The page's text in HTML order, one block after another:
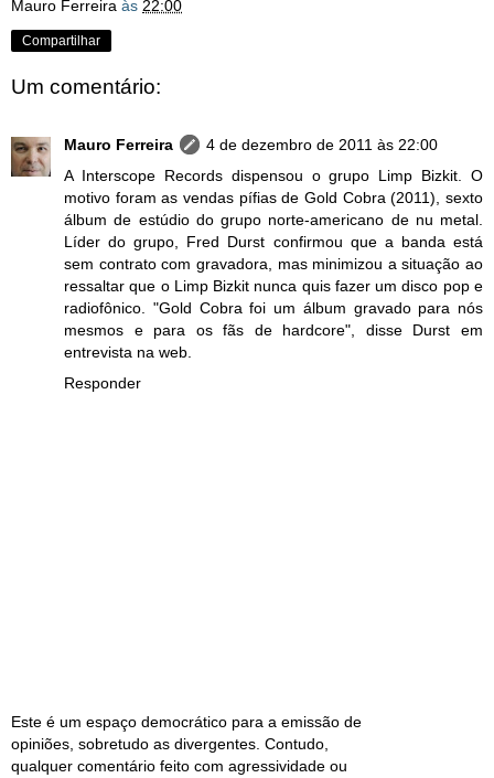
Mauro Ferreira às 22:00
Compartilhar
Um comentário:
Mauro Ferreira
4 de dezembro de 2011 às 22:00
A Interscope Records dispensou o grupo Limp Bizkit. O
motivo foram as vendas pífias de Gold Cobra (2011), sexto
álbum de estúdio do grupo norte-americano de nu metal.
Líder do grupo, Fred Durst confirmou que a banda está
sem contrato com gravadora, mas minimizou a situação ao
ressaltar que o Limp Bizkit nunca quis fazer um disco pop e
radiofônico. "Gold Cobra foi um álbum gravado para nós
mesmos e para os fãs de hardcore", disse Durst em
entrevista na web.
Responder
Este é um espaço democrático para a emissão de
opiniões, sobretudo as divergentes. Contudo,
qualquer comentário feito com agressividade ou